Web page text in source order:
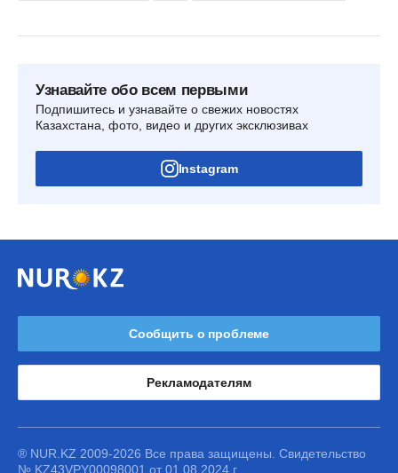
Узнавайте обо всем первыми
Подпишитесь и узнавайте о свежих новостях
Казахстана, фото, видео и других эксклюзивах
Instagram
Сообщить о проблеме
Рекламодателям
® NUR.KZ 2009-2026 Все права защищены. Свидетельство
№ KZ43VPY00098001 от 01.08.2024 г.